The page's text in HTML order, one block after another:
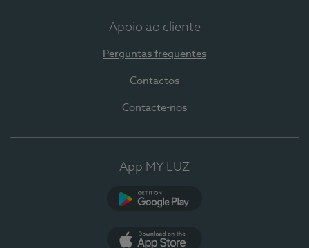
Apoio ao cliente
Perguntas frequentes
Contactos
Contacte-nos
App MY LUZ